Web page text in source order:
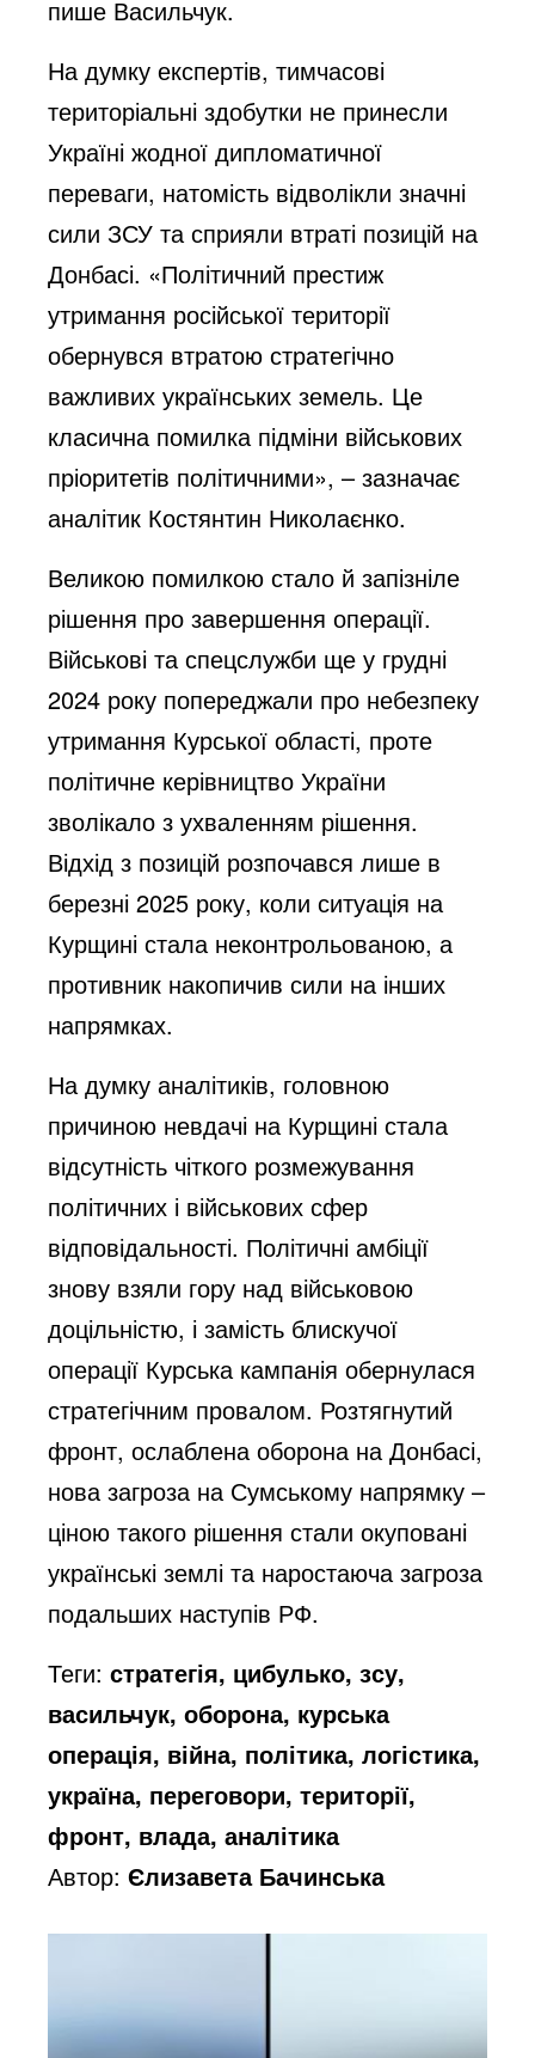
пише Васильчук.
На думку експертів, тимчасові
територіальні здобутки не принесли
Україні жодної дипломатичної
переваги, натомість відволікли значні
сили ЗСУ та сприяли втраті позицій на
Донбасі. «Політичний престиж
утримання російської території
обернувся втратою стратегічно
важливих українських земель. Це
класична помилка підміни військових
пріоритетів політичними», – зазначає
аналітик Костянтин Николаєнко.
Великою помилкою стало й запізніле
рішення про завершення операції.
Військові та спецслужби ще у грудні
2024 року попереджали про небезпеку
утримання Курської області, проте
політичне керівництво України
зволікало з ухваленням рішення.
Відхід з позицій розпочався лише в
березні 2025 року, коли ситуація на
Курщині стала неконтрольованою, а
противник накопичив сили на інших
напрямках.
На думку аналітиків, головною
причиною невдачі на Курщині стала
відсутність чіткого розмежування
політичних і військових сфер
відповідальності. Політичні амбіції
знову взяли гору над військовою
доцільністю, і замість блискучої
операції Курська кампанія обернулася
стратегічним провалом. Розтягнутий
фронт, ослаблена оборона на Донбасі,
нова загроза на Сумському напрямку –
ціною такого рішення стали окуповані
українські землі та наростаюча загроза
подальших наступів РФ.
Теги:стратегія, цибулько, зсу,
васильчук, оборона, курська
операція, війна, політика, логістика,
україна, переговори, території,
фронт, влада, аналітика
Автор:Єлизавета Бачинська